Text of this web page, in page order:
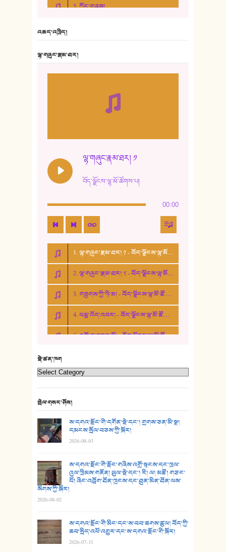
5. ཀོང་གཞས།
10. ཆང་གཞས། ༣
15. ཤམ་པ་ལ་ཡི་སྲས་མོ།
16. ལྷ་བུ་དར་བུ།
17. ང་བོད་པ་ཡིན། - ཕུར་བུ་རྣམ་རྒྱལ།
18. ང་ལ་བྱམས་པའི་ཨ་མ།
19. ཆ་རྐྱེན་མེད་པའི་སེམས།
20. བསྟན་རྒྱས་གླིང་།
23. ཕོ་རྒོད་པོ།
25. མགྲོན་པོ།
26. ཨ་མའི་ཐང་ཁུག
27. ལྕེ་བདེ་ཞོལ་གྱི་པང་གདན།
28. སྟོད་གཞས། - ཕན་ཐོག
30. སི་ལིང་འབྲི་མོ། - ཕན་ཐོག
31. ཕ་ཡུལ་ཡར་ཀླུང་།
འཆད་འཁྲིད།
ལྷ་གཞུང་རྣམ་ཐར།
ལྷ་གཞུང་རྣམ་ཐར། ༡
བོད་ལྗོངས་ལྷ་མོ་ཚོགས་པ།
00:00
1. ལྷ་གཞུང་རྣམ་ཐར། ༡ - བོད་ལྗོངས་ལྷ་མོ་ཚོགས་པ།
2. ལྷ་གཞུང་རྣམ་ཐར། ༢ - བོད་ལྗོངས་ལྷ་མོ་ཚོགས་པ།
3. གཟུགས་ཀྱི་ཉི་མ། - བོད་ལྗོངས་ལྷ་མོ་ཚོགས་པ།
4. པདྨ་འོད་འབར། - བོད་ལྗོངས་ལྷ་མོ་ཚོགས་པ།
5. འགྲོ་བ་བཟང་མོ། - བོད་ལྗོངས་ལྷ་མོ་ཚོགས་པ།
སྡེ་ཚན་ཁག
སྤེལ་གསར་ཤོས།
ས་དགའ་རྫོང་གི་དགོན་སྡེ་དང་། གྲགས་ཅན་མི་སྣ།
དམངས་སྲོལ་བཅས་ཀྱི་སྐོར།
2026-08-03
ས་དགའ་རྫོང་གི་རྫོང་གཞིས་འགྲོ་སྟངས་དང་ཁྲལ་
འུལ་ཁྲིམས་གནོན། ཡུལ་སྡེ་དང་། རི། ལ། མཚོ། གཙང་
པོ། ཞིང་འབྲོག་ཐོན་ཁུངས་དང་ཐུན་མིན་ཐོན་ལས་
སོགས་ཀྱི་སྐོར།
2026-08-02
ས་དགའ་རྫོང་གི་མིང་དང་ས་བབ་ཆགས་ཚུལ། བོད་ཀྱི་
ཆབ་སྲིད་འཕོ་འགྱུར་དང་ས་དགའ་རྫོང་གི་སྐོར།
2026-07-31